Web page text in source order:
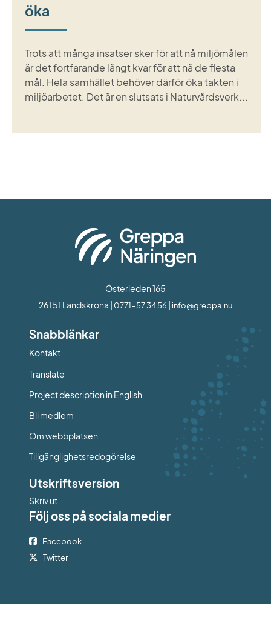
öka
Trots att många insatser sker för att nå miljömålen
är det fortfarande långt kvar för att nå de flesta
mål. Hela samhället behöver därför öka takten i
miljöarbetet. Det är en slutsats i Naturvårdsverk...
Österleden 165
261 51 Landskrona | 0771-57 34 56 | info@greppa.nu
Snabblänkar
Kontakt
Translate
Project description in English
Bli medlem
Om webbplatsen
Tillgänglighetsredogörelse
Utskriftsversion
Skriv ut
Följ oss på sociala medier
Facebook
Twitter